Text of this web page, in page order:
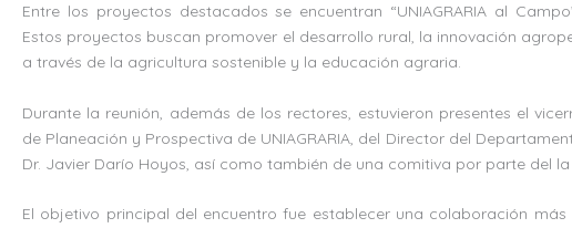
Entre los proyectos destacados se encuentran “UNIAGRARIA al
Estos proyectos buscan promover el desarrollo rural, la innovación
a través de la agricultura sostenible y la educación agraria.
Durante la reunión, además de los rectores, estuvieron presentes el
de Planeación y Prospectiva de UNIAGRARIA, del Director del
Dr. Javier Darío Hoyos, así como también de una comitiva por parte del
El objetivo principal del encuentro fue establecer una colaboración más